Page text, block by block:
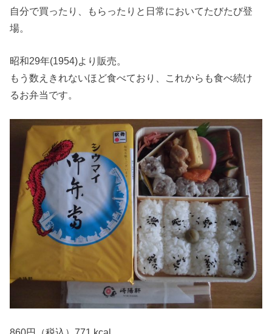
自分で買ったり、もらったりと日常においてたびたび登
場。
昭和29年(1954)より販売。
もう数えきれないほど食べており、これからも食べ続け
るお弁当です。